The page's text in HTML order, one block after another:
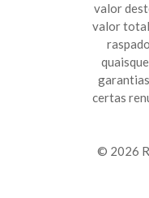
valor
valor total
certas
© 2026